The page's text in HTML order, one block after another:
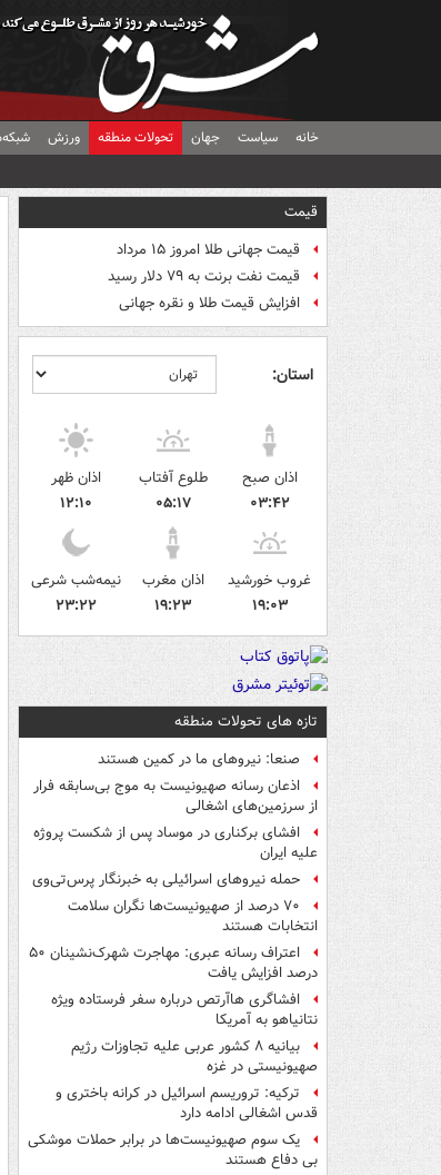
خانه سیاست جهان تحولات منطقه ورزش
قیمت
قیمت جهانی طلا امروز ۱۵ مرداد
قیمت نفت برنت به ۷۹ دلار رسید
افزایش قیمت طلا و نقره جهانی
استان:
اذان صبح
۰۳:۴۲
طلوع آفتاب
۰۵:۱۷
اذان ظهر
۱۲:۱۰
غروب خورشید
۱۹:۰۳
اذان مغرب
۱۹:۲۳
نیمه‌شب شرعی
۲۳:۲۲
تازه های تحولات منطقه
صنعا: نیروهای ما در کمین‌ هستند
اذعان رسانه صهیونیست به موج بی‌سابقه فرار
از سرزمین‌های اشغالی
افشای برکناری در موساد پس از شکست پروژه
علیه ایران
حمله نیروهای اسرائیلی به خبرنگار پرس‌تی‌وی
۷۰ درصد از صهیونیست‌ها نگران سلامت
انتخابات هستند
اعتراف رسانه عبری: مهاجرت شهرک‌نشینان ۵۰
درصد افزایش یافت
افشاگری هاآرتص درباره سفر فرستاده ویژه
نتانیاهو به آمریکا
بیانیه ۸ کشور عربی علیه تجاوزات رژیم
صهیونیستی در غزه
ترکیه: تروریسم اسرائیل در کرانه باختری و
قدس اشغالی ادامه دارد
یک‌ سوم صهیونیست‌ها در برابر حملات موشکی
بی دفاع هستند